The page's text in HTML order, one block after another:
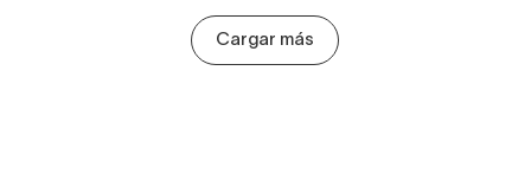
Cargar más